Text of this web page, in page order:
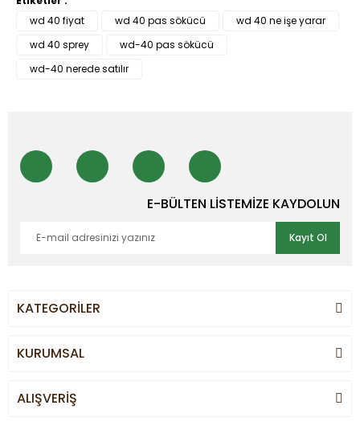
wd 40 fiyat
wd 40 pas sökücü
wd 40 ne işe yarar
wd 40 sprey
wd-40 pas sökücü
wd-40 nerede satılır
E-BÜLTEN LİSTEMİZE KAYDOLUN
Kayıt Ol
KATEGORİLER
KURUMSAL
ALIŞVERİŞ